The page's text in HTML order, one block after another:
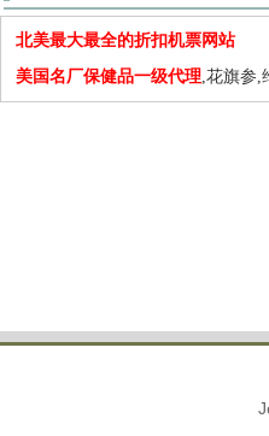
北美最大最全的折扣机票网站
美国名厂保健品一级代理,花旗参,